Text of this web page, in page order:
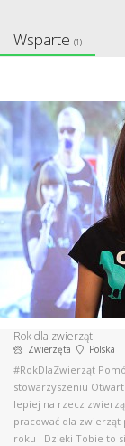
Wsparte (1)
Rok dla zwierząt
Zwierzęta Polska
#RokDlaZwierząt
stowarzyszeniu
lepiej na rzecz
pracować dla zwierząt
roku . Dzięki Tobie to